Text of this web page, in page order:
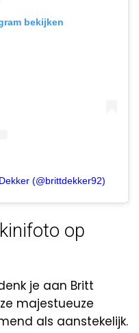
bekijken
(@brittdekker92)
op
je aan Britt
majestueuze
als aanstekelijk.